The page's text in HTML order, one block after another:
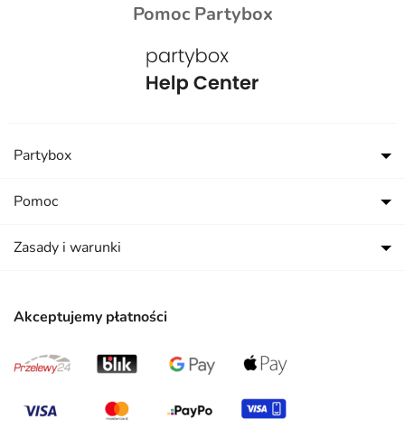
Pomoc Partybox
Akceptujemy płatności
Partybox
Pomoc
Zasady i warunki